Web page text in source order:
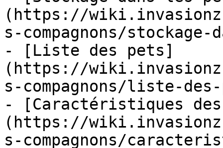
(https://
s-compagnons/
- [Liste des pets]
(https://
s-compagnons/liste-
- [Caractéristiques
(https://